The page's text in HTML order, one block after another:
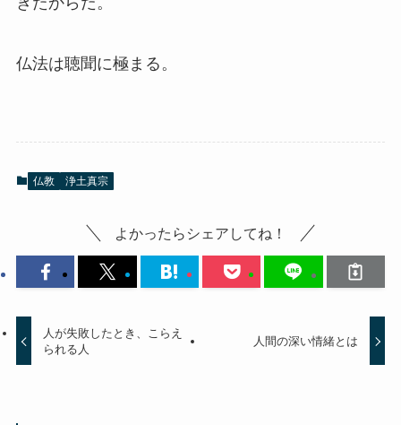
仏法は聴聞に極まる。
仏教 浄土真宗
よかったらシェアしてね！
人が失敗したとき、こらえ
られる人
人間の深い情緒とは